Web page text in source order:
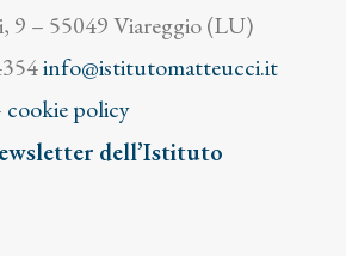
9 – 55049 Viareggio (LU)
info@istitutomatteucci.it
cookie policy
dell’Istituto